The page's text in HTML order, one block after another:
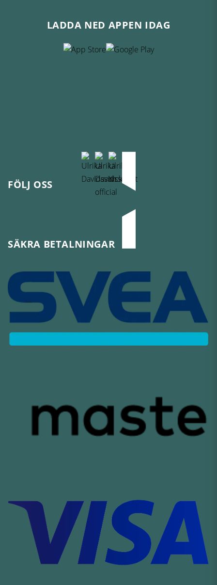
LADDA NED APPEN IDAG
FÖLJ OSS
SÄKRA BETALNINGAR